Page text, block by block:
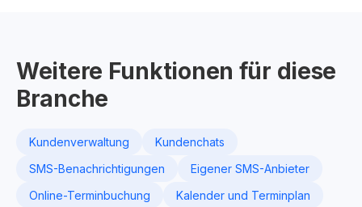
Weitere Funktionen für diese
Branche
Kundenverwaltung
Kundenchats
SMS-Benachrichtigungen
Eigener SMS-Anbieter
Online-Terminbuchung
Kalender und Terminplan